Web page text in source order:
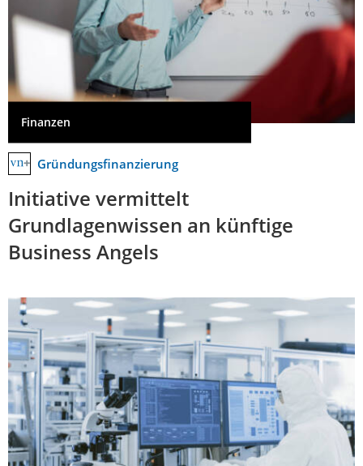
Finanzen
Gründungsfinanzierung
Initiative vermittelt
Grundlagenwissen an künftige
Business Angels